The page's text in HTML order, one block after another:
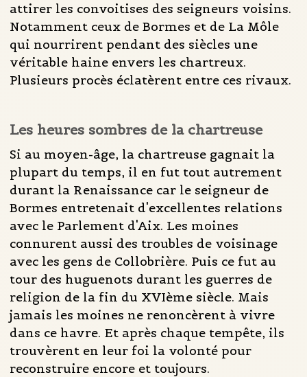
attirer les convoitises des seigneurs voisins.
Notamment ceux de Bormes et de La Môle
qui nourrirent pendant des siècles une
véritable haine envers les chartreux.
Plusieurs procès éclatèrent entre ces rivaux.
Les heures sombres de la chartreuse
Si au moyen-âge, la chartreuse gagnait la
plupart du temps, il en fut tout autrement
durant la Renaissance car le seigneur de
Bormes entretenait d'excellentes relations
avec le Parlement d'Aix. Les moines
connurent aussi des troubles de voisinage
avec les gens de Collobrière. Puis ce fut au
tour des huguenots durant les guerres de
religion de la fin du XVIème siècle. Mais
jamais les moines ne renoncèrent à vivre
dans ce havre. Et après chaque tempête, ils
trouvèrent en leur foi la volonté pour
reconstruire encore et toujours.